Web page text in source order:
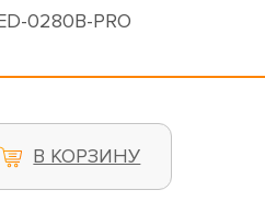
0280B-PRO
В КОРЗИНУ